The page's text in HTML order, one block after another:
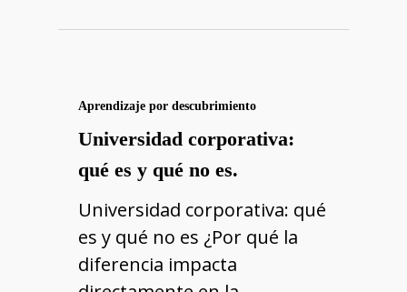
Aprendizaje por descubrimiento
Universidad corporativa:
qué es y qué no es.
Universidad corporativa: qué
es y qué no es ¿Por qué la
diferencia impacta